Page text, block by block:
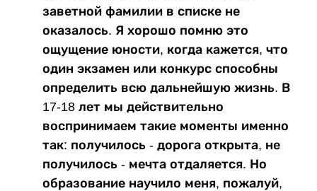
заветной фамилии в списке не
оказалось. Я хорошо помню это
ощущение юности, когда кажется, что
один экзамен или конкурс способны
определить всю дальнейшую жизнь. В
17-18 лет мы действительно
воспринимаем такие моменты именно
так: получилось - дорога открыта, не
получилось - мечта отдаляется. Но
образование научило меня, пожалуй,